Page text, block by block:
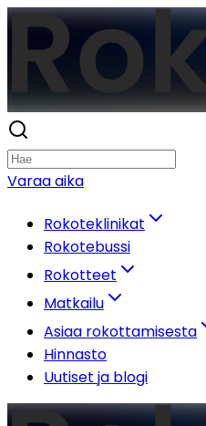
Varaa aika
Rokoteklinikat
Rokotebussi
Rokotteet
Matkailu
Asiaa rokottamisesta
Hinnasto
Uutiset ja blogi